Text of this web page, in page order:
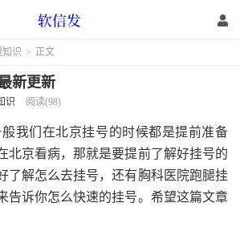
知识 > 正文
新更新
识 阅读(98)
我们在北京挂号的时候都是提前准备
北京看病，那就是要提前了解好挂号的
了解怎么去挂号，还有胸科医院跑腿挂
告诉你怎么快速的挂号。希望这篇文章